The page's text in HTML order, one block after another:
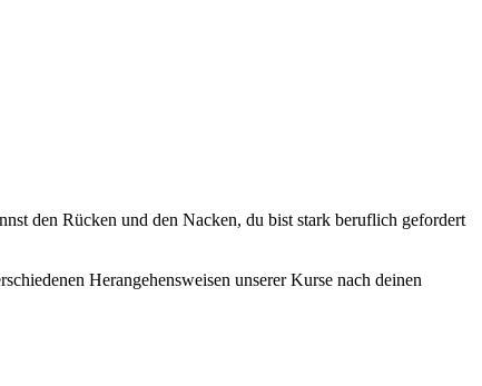
den Rücken und den Nacken, du bist stark beruflich gefordert
Herangehensweisen unserer Kurse nach deinen